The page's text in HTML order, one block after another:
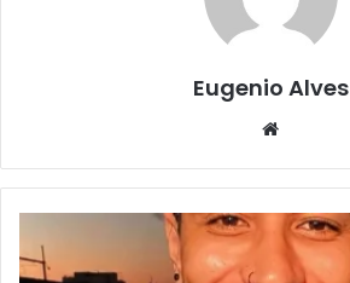
Eugenio Alves